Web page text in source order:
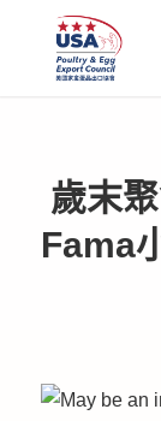
歲末
Fama